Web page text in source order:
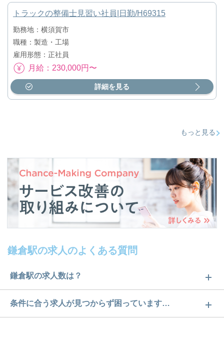
トラックの整備士見習い社員|日勤/H69315
勤務地：横須賀市
職種：製造・工場
雇用形態：正社員
月給：230,000円〜
詳細を見る
もっと見る
鎌倉駅の求人のよくある質問
鎌倉駅の求人数は？
鎌倉駅の求人数は1件です。どのような求人があるか
ぜひチェックしてみてください。
条件に合う求人が見つからず困っています…